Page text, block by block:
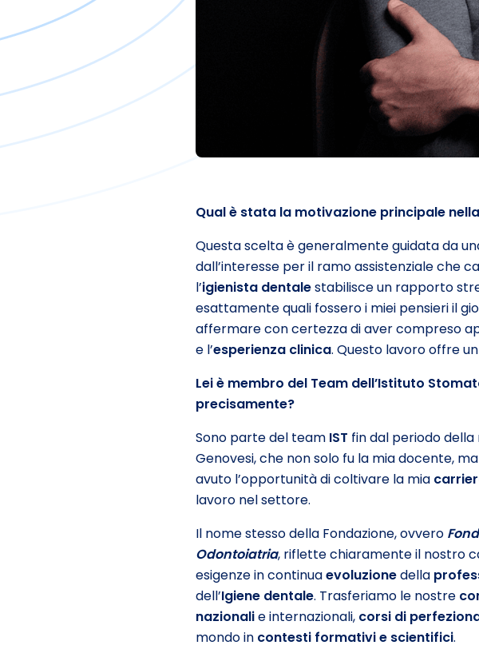
Qualè stata la motivazione principale
Questa scelta è generalmente guidata da
dall’interesse per il ramo assistenziale che
l’igienista dentalestabilisce un rapporto
esattamente quali fossero i miei pensieri il
affermare con certezza di aver compreso
e l’esperienza clinica. Questo lavoro offre
Leiè membro del Team dell’Istituto
precisamente?
Sono parte del team IST fin dal periodo
Genovesi, che non solo fu la mia docente,
avuto l’opportunità di coltivare la mia
lavoro nel settore.
Il nome stesso della Fondazione, ovvero
Odontoiatria, riflette chiaramente il nostro
esigenze in continuaevoluzionedella
dell’Igiene dentale. Trasferiamo le nostre
nazionalie internazionali, corsi di
mondo in contesti formativi e scientifici.